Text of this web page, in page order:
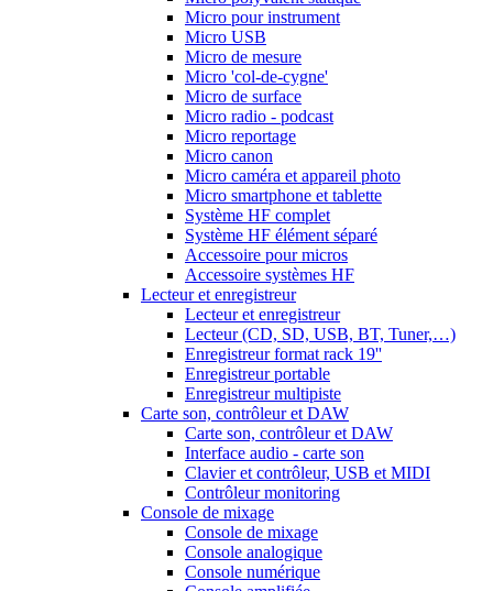
Micro pour instrument
Micro USB
Micro de mesure
Micro 'col-de-cygne'
Micro de surface
Micro radio - podcast
Micro reportage
Micro canon
Micro caméra et appareil photo
Micro smartphone et tablette
Système HF complet
Système HF élément séparé
Accessoire pour micros
Accessoire systèmes HF
Lecteur et enregistreur
Lecteur et enregistreur
Lecteur (CD, SD, USB, BT, Tuner,…)
Enregistreur format rack 19''
Enregistreur portable
Enregistreur multipiste
Carte son, contrôleur et DAW
Carte son, contrôleur et DAW
Interface audio - carte son
Clavier et contrôleur, USB et MIDI
Contrôleur monitoring
Console de mixage
Console de mixage
Console analogique
Console numérique